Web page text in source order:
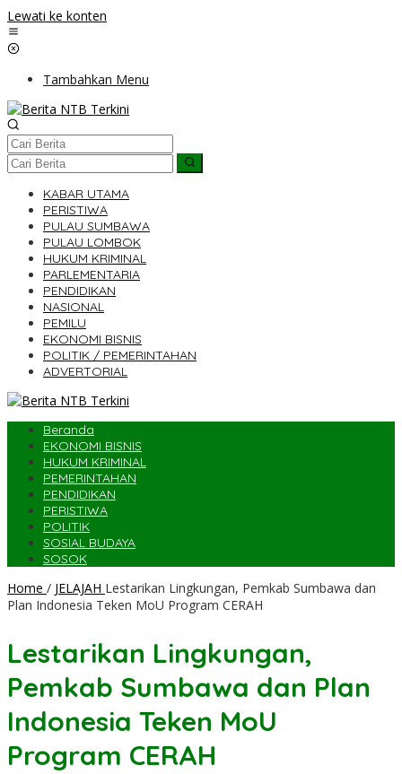
Lewati ke konten
Tambahkan Menu
KABAR UTAMA
PERISTIWA
PULAU SUMBAWA
PULAU LOMBOK
HUKUM KRIMINAL
PARLEMENTARIA
PENDIDIKAN
NASIONAL
PEMILU
EKONOMI BISNIS
POLITIK / PEMERINTAHAN
ADVERTORIAL
Beranda
EKONOMI BISNIS
HUKUM KRIMINAL
PEMERINTAHAN
PENDIDIKAN
PERISTIWA
POLITIK
SOSIAL BUDAYA
SOSOK
Home / JELAJAH Lestarikan Lingkungan, Pemkab Sumbawa dan
Plan Indonesia Teken MoU Program CERAH
Lestarikan Lingkungan,
Pemkab Sumbawa dan Plan
Indonesia Teken MoU
Program CERAH